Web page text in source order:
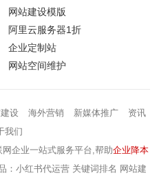
网站建设模版
阿里云服务器1折
企业定制站
网站空间维护
设 海外营销 新媒体推广
资讯
我们
企业一站式服务平台,帮助企业降本
：小红书代运营 关键词排名 网站建